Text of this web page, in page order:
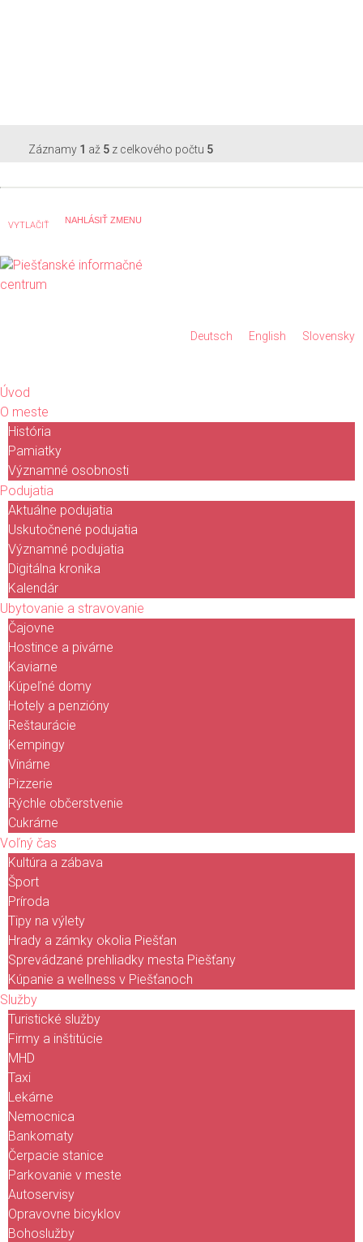
Záznamy 1 až 5 z celkového počtu 5
VYTLAČIŤ
Slovensky
English
Deutsch
Úvod
O meste
História
Pamiatky
Významné osobnosti
Podujatia
Aktuálne podujatia
Uskutočnené podujatia
Významné podujatia
Digitálna kronika
Kalendár
Ubytovanie a stravovanie
Čajovne
Hostince a pivárne
Kaviarne
Kúpeľné domy
Hotely a penzióny
Reštaurácie
Kempingy
Vinárne
Pizzerie
Rýchle občerstvenie
Cukrárne
Voľný čas
Kultúra a zábava
Šport
Príroda
Tipy na výlety
Hrady a zámky okolia Piešťan
Sprevádzané prehliadky mesta Piešťany
Kúpanie a wellness v Piešťanoch
Služby
Turistické služby
Firmy a inštitúcie
MHD
Taxi
Lekárne
Nemocnica
Bankomaty
Čerpacie stanice
Parkovanie v meste
Autoservisy
Opravovne bicyklov
Bohoslužby